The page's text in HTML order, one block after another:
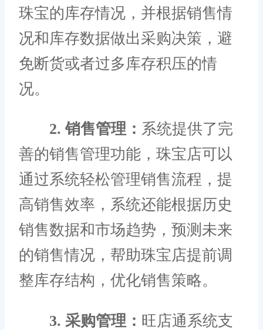
珠宝的库存情况，并根据销售情
况和库存数据做出采购决策，避
免断货或者过多库存积压的情
况。
2. 销售管理： 系统提供了完
善的销售管理功能，珠宝店可以
通过系统轻松管理销售流程，提
高销售效率，系统还能根据历史
销售数据和市场趋势，预测未来
的销售情况，帮助珠宝店提前调
整库存结构，优化销售策略。
3. 采购管理： 旺店通系统支